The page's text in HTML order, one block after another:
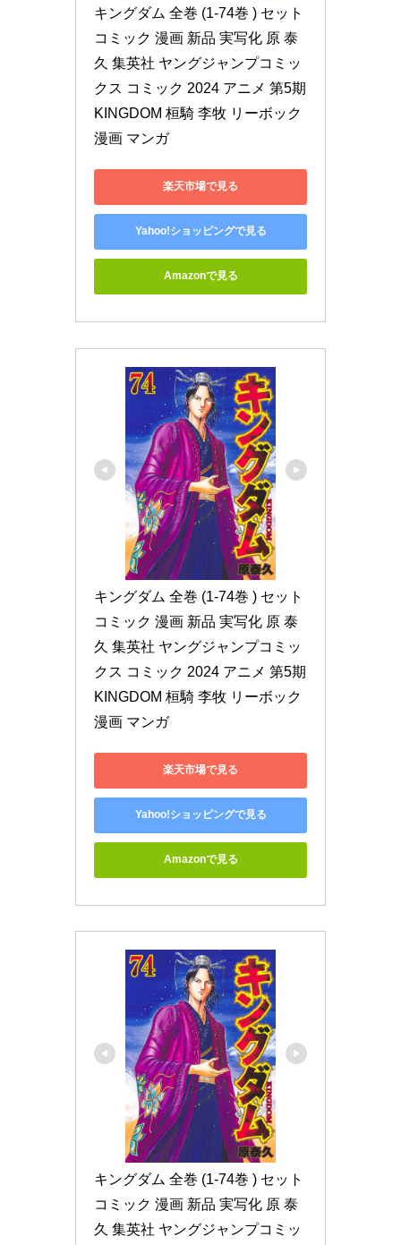
キングダム 全巻 (1-74巻 ) セット
コミック 漫画 新品 実写化 原 泰
久 集英社 ヤングジャンプコミッ
クス コミック 2024 アニメ 第5期
KINGDOM 桓騎 李牧 リーボック
漫画 マンガ
楽天市場で見る
Yahoo!ショッピングで見る
Amazonで見る
キングダム 全巻 (1-74巻 ) セット
コミック 漫画 新品 実写化 原 泰
久 集英社 ヤングジャンプコミッ
クス コミック 2024 アニメ 第5期
KINGDOM 桓騎 李牧 リーボック
漫画 マンガ
楽天市場で見る
Yahoo!ショッピングで見る
Amazonで見る
キングダム 全巻 (1-74巻 ) セット
コミック 漫画 新品 実写化 原 泰
久 集英社 ヤングジャンプコミッ